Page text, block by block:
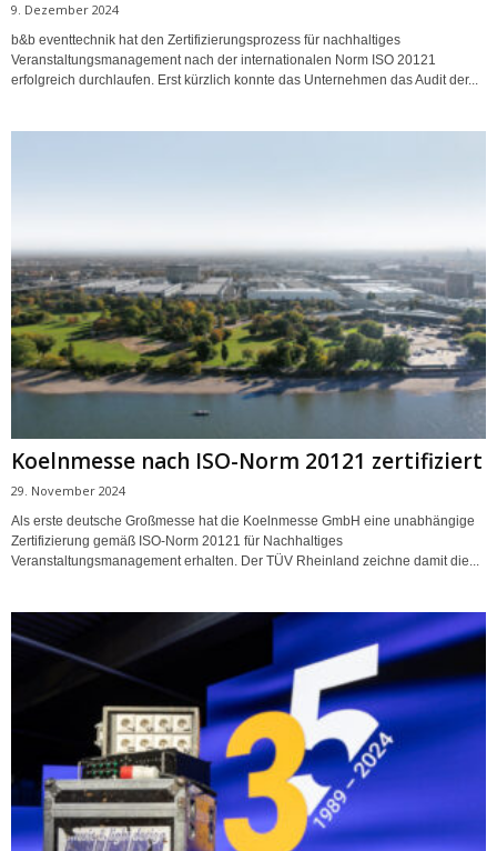
9. Dezember 2024
b&b eventtechnik hat den Zertifizierungsprozess für nachhaltiges
Veranstaltungsmanagement nach der internationalen Norm ISO 20121
erfolgreich durchlaufen. Erst kürzlich konnte das Unternehmen das Audit der...
Koelnmesse nach ISO-Norm 20121 zertifiziert
29. November 2024
Als erste deutsche Großmesse hat die Koelnmesse GmbH eine unabhängige
Zertifizierung gemäß ISO-Norm 20121 für Nachhaltiges
Veranstaltungsmanagement erhalten. Der TÜV Rheinland zeichne damit die...